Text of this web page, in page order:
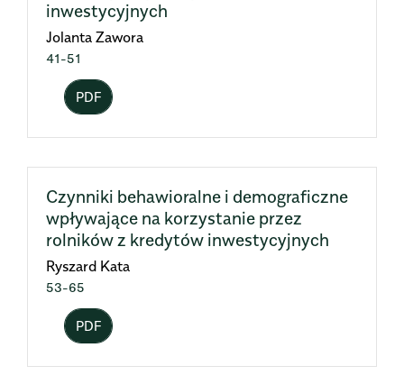
inwestycyjnych
Jolanta Zawora
41-51
PDF
Czynniki behawioralne i demograficzne
wpływające na korzystanie przez
rolników z kredytów inwestycyjnych
Ryszard Kata
53-65
PDF